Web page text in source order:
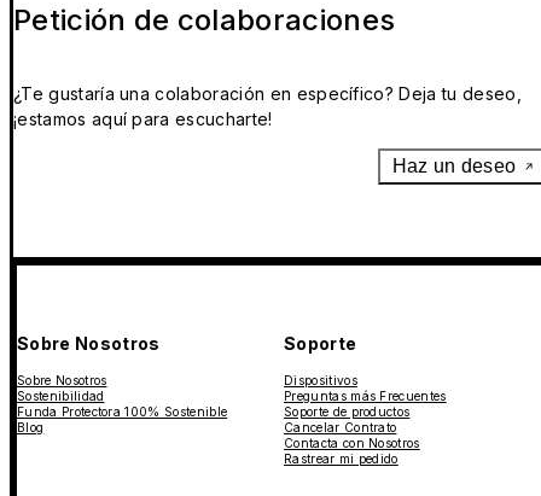
Petición de colaboraciones
¿Te gustaría una colaboración en específico? Deja tu deseo,
¡estamos aquí para escucharte!
Haz un deseo
Sobre Nosotros
Sobre Nosotros
Sostenibilidad
Funda Protectora 100% Sostenible
Blog
Soporte
Dispositivos
Preguntas más Frecuentes
Soporte de productos
Cancelar Contrato
Contacta con Nosotros
Rastrear mi pedido